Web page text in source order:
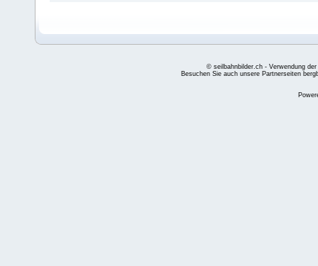
© seilbahnbilder.ch - Verwendung
Besuchen Sie auch unsere Partnerseiten